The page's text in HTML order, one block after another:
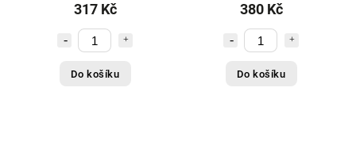
317 Kč
Do košíku
380 Kč
Do košíku